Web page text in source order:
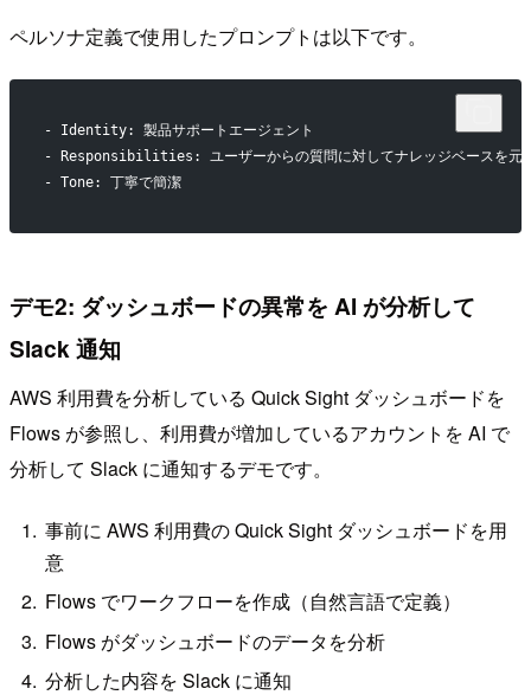
ペルソナ定義で使用したプロンプトは以下です。
- Identity: 製品サポートエージェント
- Responsibilities: ユーザーからの質問に対してナレッジベースを元
- Tone: 丁寧で簡潔
デモ2: ダッシュボードの異常を AI が分析して
Slack 通知
AWS 利用費を分析している Quick Sight ダッシュボードを
Flows が参照し、利用費が増加しているアカウントを AI で
分析して Slack に通知するデモです。
事前に AWS 利用費の Quick Sight ダッシュボードを用
意
Flows でワークフローを作成（自然言語で定義）
Flows がダッシュボードのデータを分析
分析した内容を Slack に通知